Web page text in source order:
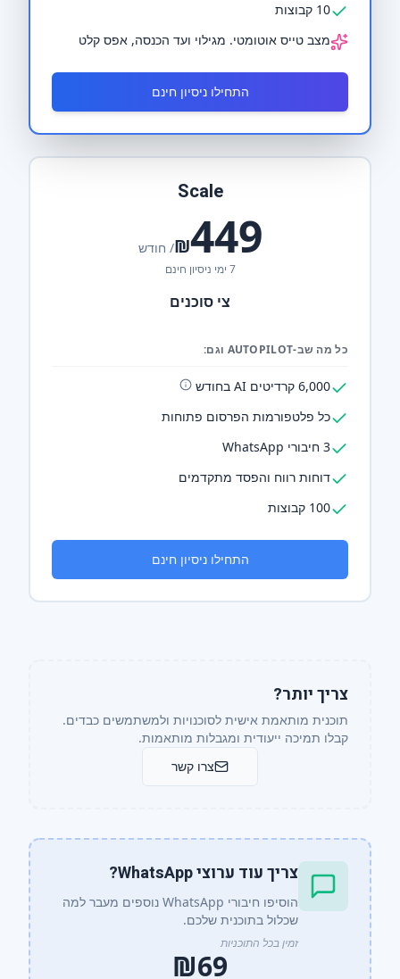
10 קבוצות
מצב טייס אוטומטי. מגילוי ועד הכנסה, אפס קלט
התחילו ניסיון חינם
Scale
449
₪/ חודש
7 ימי ניסיון חינם
צי סוכנים
כל מה שב-AUTOPILOT וגם:
6,000 קרדיטים AI בחודש
כל פלטפורמות הפרסום פתוחות
3 חיבורי WhatsApp
דוחות רווח והפסד מתקדמים
100 קבוצות
התחילו ניסיון חינם
צריך יותר?
תוכנית מותאמת אישית לסוכנויות ולמשתמשים כבדים.
קבלו תמיכה ייעודית ומגבלות מותאמות.
צרו קשר
צריך עוד ערוצי WhatsApp?
הוסיפו חיבורי WhatsApp נוספים מעבר למה
שכלול בתוכנית שלכם.
זמין בכל התוכניות
₪69